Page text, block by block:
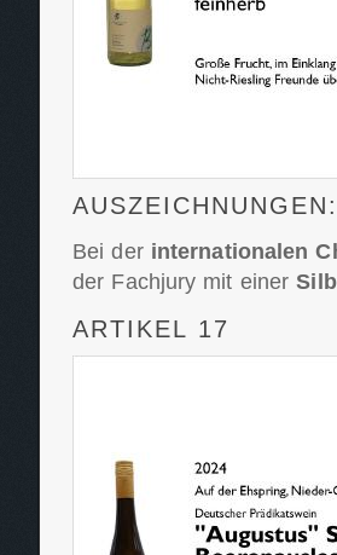
Bei der internationalen
der Fachjury mit einer
ARTIKEL 17